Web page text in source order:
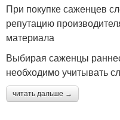
При покупке саженцев
репутацию
материала
Выбирая саженцы
необходимо учитывать
читать дальше →